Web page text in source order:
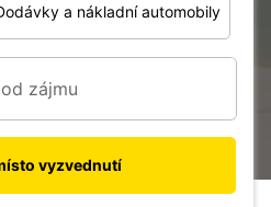
a nákladní automobily
vyzvednutí